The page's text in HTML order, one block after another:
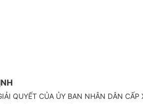
QUYẾT CỦA ỦY BAN NHÂN DÂN